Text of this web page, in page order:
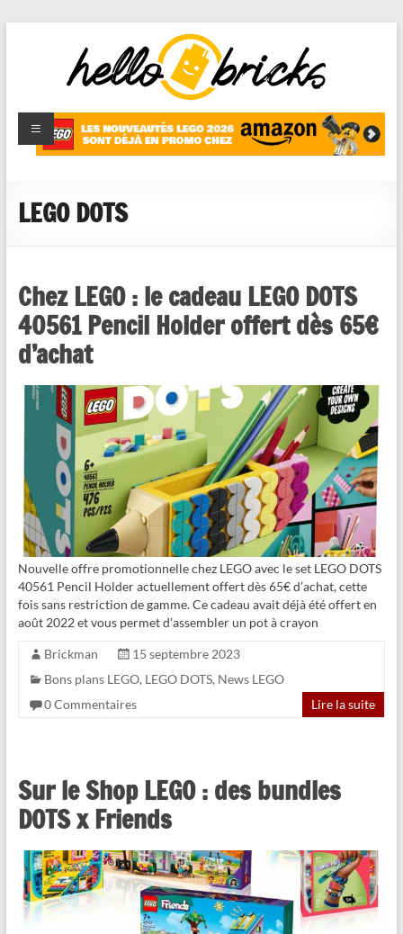
HelloBricks
Blog LEGO,
nouveaut�s
reviews
LEGO DOTS
Chez LEGO : le cadeau LEGO DOTS
40561 Pencil Holder offert dès 65€
d’achat
Nouvelle offre promotionnelle chez LEGO avec le set LEGO DOTS
40561 Pencil Holder actuellement offert dès 65€ d’achat, cette
fois sans restriction de gamme. Ce cadeau avait déjà été offert en
août 2022 et vous permet d’assembler un pot à crayon
Brickman
15 septembre 2023
Bons plans LEGO, LEGO DOTS, News LEGO
0 Commentaires
Lire la suite
Sur le Shop LEGO : des bundles
DOTS x Friends